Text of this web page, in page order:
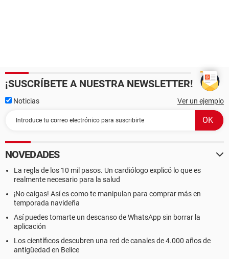
¡SUSCRÍBETE A NUESTRA NEWSLETTER!
Noticias Ver un ejemplo
NOVEDADES
La regla de los 10 mil pasos. Un cardiólogo explicó lo que es
realmente necesario para la salud
¡No caigas! Así es como te manipulan para comprar más en
temporada navideña
Así puedes tomarte un descanso de WhatsApp sin borrar la
aplicación
Los científicos descubren una red de canales de 4.000 años de
antigüedad en Belice